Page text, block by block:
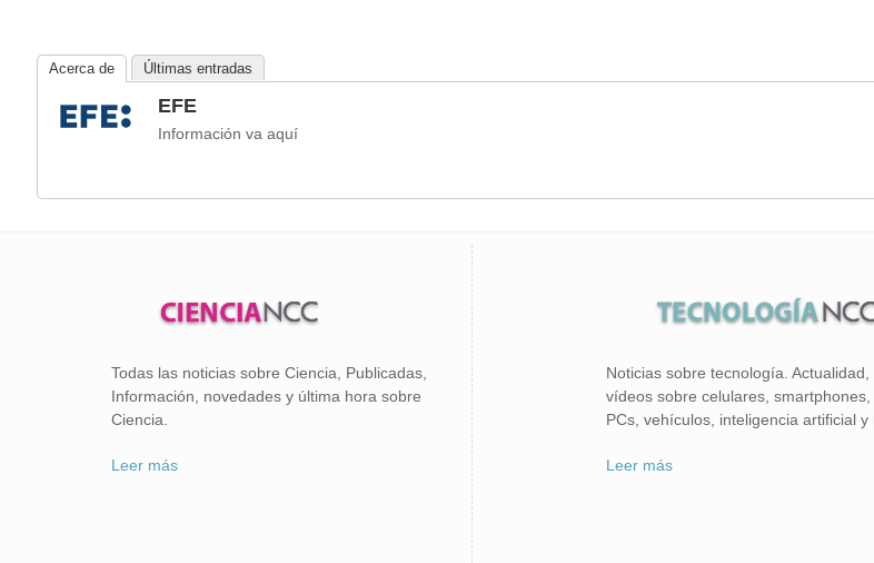
Acerca de Últimas entradas
EFE
Información va aquí
Todas las noticias sobre Ciencia, Publicadas,
Información, novedades y última hora sobre
Ciencia.
Leer más
Noticias sobre tecnología. Actualidad,
vídeos sobre celulares, smartphones,
PCs, vehículos, inteligencia artificial y
Leer más